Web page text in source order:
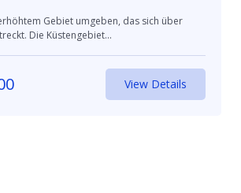
Gebiet umgeben, das sich über
Die Küstengebiet...
View Details